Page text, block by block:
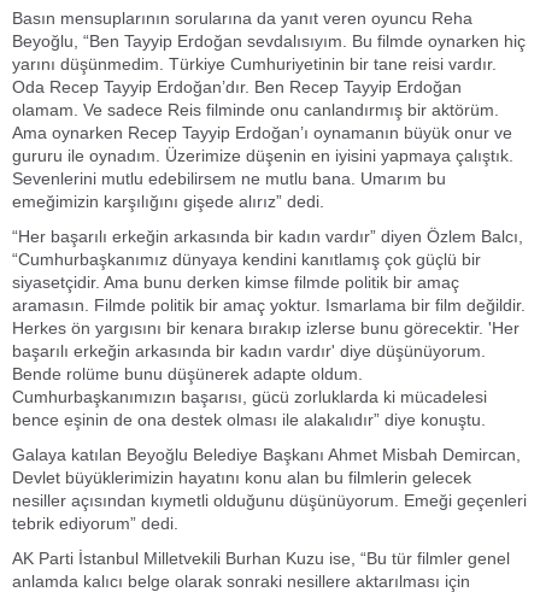
Basın mensuplarının sorularına da yanıt veren oyuncu Reha
Beyoğlu, “Ben Tayyip Erdoğan sevdalısıyım. Bu filmde oynarken hiç
yarını düşünmedim. Türkiye Cumhuriyetinin bir tane reisi vardır.
Oda Recep Tayyip Erdoğan’dır. Ben Recep Tayyip Erdoğan
olamam. Ve sadece Reis filminde onu canlandırmış bir aktörüm.
Ama oynarken Recep Tayyip Erdoğan’ı oynamanın büyük onur ve
gururu ile oynadım. Üzerimize düşenin en iyisini yapmaya çalıştık.
Sevenlerini mutlu edebilirsem ne mutlu bana. Umarım bu
emeğimizin karşılığını gişede alırız” dedi.
“Her başarılı erkeğin arkasında bir kadın vardır” diyen Özlem Balcı,
“Cumhurbaşkanımız dünyaya kendini kanıtlamış çok güçlü bir
siyasetçidir. Ama bunu derken kimse filmde politik bir amaç
aramasın. Filmde politik bir amaç yoktur. Ismarlama bir film değildir.
Herkes ön yargısını bir kenara bırakıp izlerse bunu görecektir. 'Her
başarılı erkeğin arkasında bir kadın vardır' diye düşünüyorum.
Bende rolüme bunu düşünerek adapte oldum.
Cumhurbaşkanımızın başarısı, gücü zorluklarda ki mücadelesi
bence eşinin de ona destek olması ile alakalıdır” diye konuştu.
Galaya katılan Beyoğlu Belediye Başkanı Ahmet Misbah Demircan,
Devlet büyüklerimizin hayatını konu alan bu filmlerin gelecek
nesiller açısından kıymetli olduğunu düşünüyorum. Emeği geçenleri
tebrik ediyorum” dedi.
AK Parti İstanbul Milletvekili Burhan Kuzu ise, “Bu tür filmler genel
anlamda kalıcı belge olarak sonraki nesillere aktarılması için